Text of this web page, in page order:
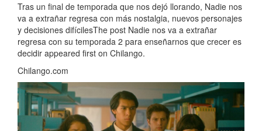
Tras un final de temporada que nos dejó llorando, Nadie nos
va a extrañar regresa con más nostalgia, nuevos personajes
y decisiones difícilesThe post Nadie nos va a extrañar
regresa con su temporada 2 para enseñarnos que crecer es
decidir appeared first on Chilango.
Chilango.com